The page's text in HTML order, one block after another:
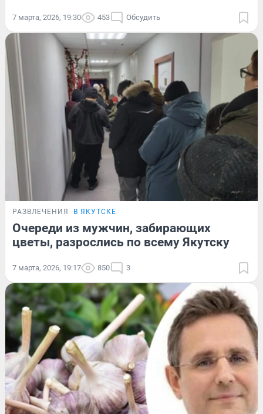
7 марта, 2026, 19:30 453 Обсудить
РАЗВЛЕЧЕНИЯ В ЯКУТСКЕ
Очереди из мужчин, забирающих
цветы, разрослись по всему Якутску
7 марта, 2026, 19:17 850 3